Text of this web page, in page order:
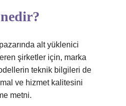
alt yüklenici
şirketler için, marka
teknik bilgileri de
ve hizmet kalitesini
metni.